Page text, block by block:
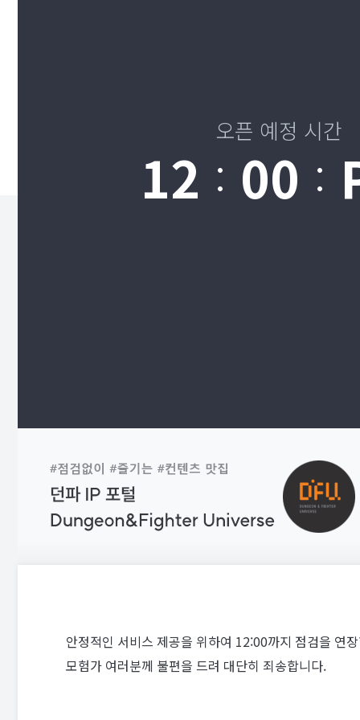
오픈 예정 시간
12 00
안정적인 서비스 제공을 위하여 12:00까지 점검을 연
모험가 여러분께 불편을 드려 대단히 죄송합니다.